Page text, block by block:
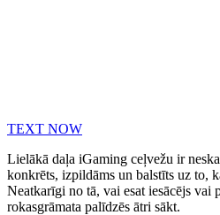
TEXT NOW
Lielākā daļa iGaming ceļvežu ir
konkrēts, izpildāms un balstīts uz to,
Neatkarīgi no tā, vai esat iesācējs vai
rokasgrāmata palīdzēs ātri sākt.